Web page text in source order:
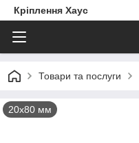
Кріплення Хаус
Товари та послуги
20х80 мм